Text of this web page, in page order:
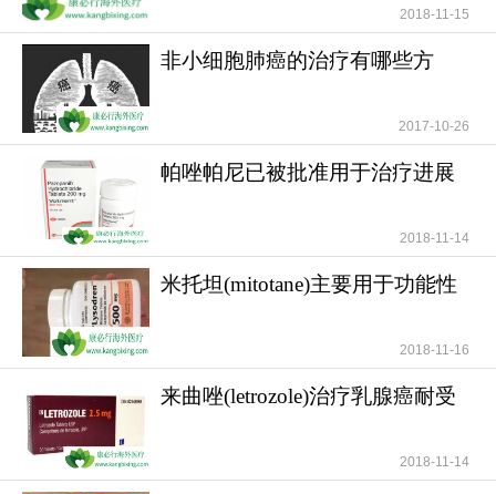
2018-11-15
非小细胞肺癌的治疗有哪些方
2017-10-26
帕唑帕尼已被批准用于治疗进展
2018-11-14
米托坦(mitotane)主要用于功能性
2018-11-16
来曲唑(letrozole)治疗乳腺癌耐受
2018-11-14